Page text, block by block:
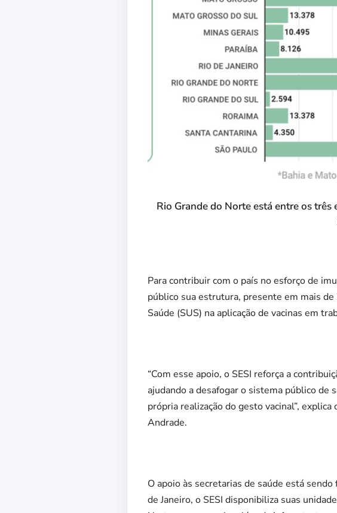
Rio Grande do Norte está entre os três
Para contribuir com o país no esforço de
público sua estrutura, presente em mais
Saúde (SUS) na aplicação de vacinas em
“Com esse apoio, o SESI reforça a
ajudando a desafogar o sistema público de
própria realização do gesto vacinal”,
Andrade.
O apoio às secretarias de saúde está
de Janeiro, o SESI disponibiliza suas